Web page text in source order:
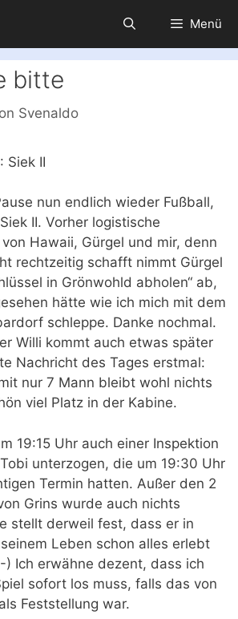
Menü
bitte
Svenaldo
Siek II
nun endlich wieder Fußball,
II. Vorher logistische
Hawaii, Gürgel und mir, denn
rechtzeitig schafft nimmt Gürgel
in Grönwohld abholen“ ab,
hätte wie ich mich mit dem
schleppe. Danke nochmal.
Willi kommt auch etwas später
Nachricht des Tages erstmal:
nur 7 Mann bleibt wohl nichts
viel Platz in der Kabine.
19:15 Uhr auch einer Inspektion
unterzogen, die um 19:30 Uhr
Termin hatten. Außer den 2
Grins wurde auch nichts
stellt derweil fest, dass er in
Leben schon alles erlebt
Ich erwähne dezent, dass ich
sofort los muss, falls das von
Feststellung war.